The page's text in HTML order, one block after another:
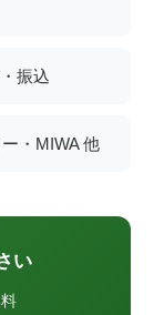
振込
・MIWA 他
い